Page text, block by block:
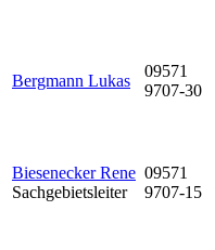
Bergmann Lukas
09571
9707-30
Biesenecker Rene
Sachgebietsleiter
09571
9707-15